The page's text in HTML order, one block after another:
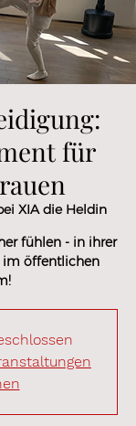
für
XIA die Heldin
fühlen - in ihrer
im öffentlichen